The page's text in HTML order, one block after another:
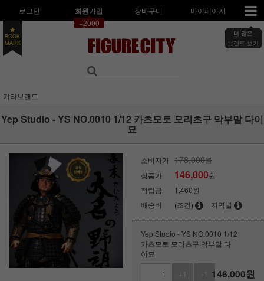
로그인
회원가입
+2000
장바구니 마이페이지
더 많은
브랜드 보기
BOOK
MARK
기타브랜드
Yep Studio - YS NO.0010 1/12 카츠모토 모리츠구 막부말 다이
묘
소비자가 178,000원
상품가
146,000원
적립금
1,460원
배송비
(조건) 지역별
Yep Studio - YS NO.0010 1/12
카츠모토 모리츠구 막부말 다
이묘
+1
-1 146,000원